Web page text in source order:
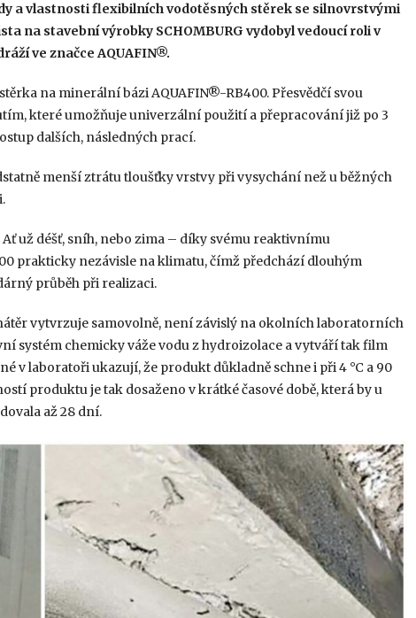
a vlastnosti flexibilních vodotěsných stěrek se silnovrstvými
na stavební výrobky SCHOMBURG vydobyl vedoucí roli v
ve značce AQUAFIN®.
na minerální bázi AQUAFIN®-RB400. Přesvědčí svou
které umožňuje univerzální použití a přepracování již po 3
dalších, následných prací.
menší ztrátu tloušťky vrstvy při vysychání než u běžných
už déšť, sníh, nebo zima – díky svému reaktivnímu
prakticky nezávisle na klimatu, čímž předchází dlouhým
průběh při realizaci.
vytvrzuje samovolně, není závislý na okolních laboratorních
systém chemicky váže vodu z hydroizolace a vytváří tak film
v laboratoři ukazují, že produkt důkladně schne i při 4 °C a 90
produktu je tak dosaženo v krátké časové době, která by u
až 28 dní.